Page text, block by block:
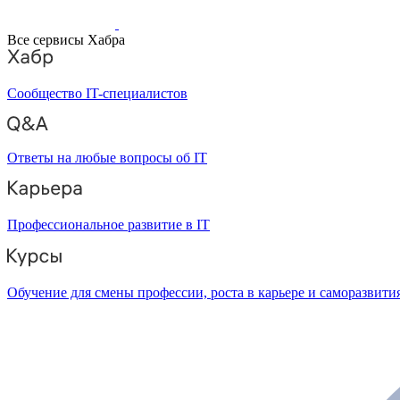
Все сервисы Хабра
Сообщество IT-специалистов
Ответы на любые вопросы об IT
Профессиональное развитие в IT
Обучение для смены профессии, роста в карьере и